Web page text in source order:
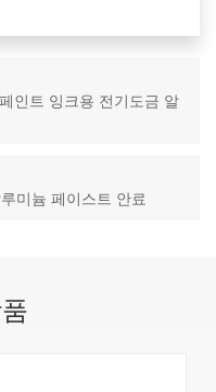
인트 잉크용 전기도금 알
미늄 페이스트 안료